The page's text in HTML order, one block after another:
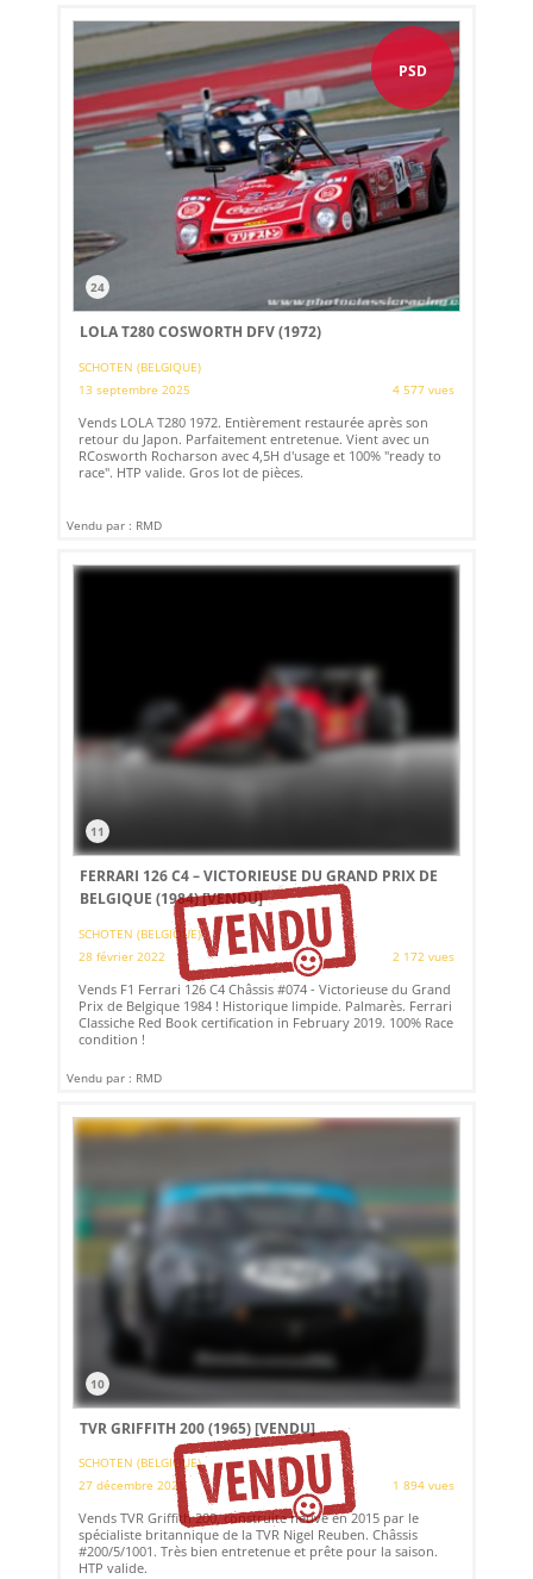
PSD
24
LOLA T280 COSWORTH DFV (1972)
SCHOTEN (BELGIQUE)
13 septembre 2025
4 577 vues
Vends LOLA T280 1972. Entièrement restaurée après son
retour du Japon. Parfaitement entretenue. Vient avec un
RCosworth Rocharson avec 4,5H d'usage et 100% "ready to
race". HTP valide. Gros lot de pièces.
Vendu par : RMD
11
FERRARI 126 C4 – VICTORIEUSE DU GRAND PRIX DE
BELGIQUE (1984)[VENDU]
SCHOTEN (BELGIQUE)
28 février 2022
2 172 vues
Vends F1 Ferrari 126 C4 Châssis #074 - Victorieuse du Grand
Prix de Belgique 1984 ! Historique limpide. Palmarès. Ferrari
Classiche Red Book certification in February 2019. 100% Race
condition !
Vendu par : RMD
10
TVR GRIFFITH 200 (1965)[VENDU]
SCHOTEN (BELGIQUE)
27 décembre 2021
1 894 vues
Vends TVR Griffith 200, construite neuve en 2015 par le
spécialiste britannique de la TVR Nigel Reuben. Châssis
#200/5/1001. Très bien entretenue et prête pour la saison.
HTP valide.